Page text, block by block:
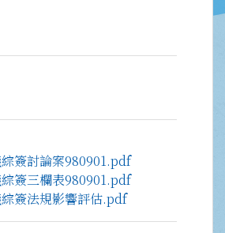
簽討論案980901.pdf
簽三欄表980901.pdf
簽法規影響評估.pdf